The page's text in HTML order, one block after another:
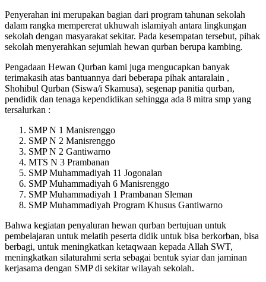
Penyerahan ini merupakan bagian dari program tahunan sekolah
dalam rangka mempererat ukhuwah islamiyah antara lingkungan
sekolah dengan masyarakat sekitar. Pada kesempatan tersebut, pihak
sekolah menyerahkan sejumlah hewan qurban berupa kambing.
Pengadaan Hewan Qurban kami juga mengucapkan banyak
terimakasih atas bantuannya dari beberapa pihak antaralain ,
Shohibul Qurban (Siswa/i Skamusa), segenap panitia qurban,
pendidik dan tenaga kependidikan sehingga ada 8 mitra smp yang
tersalurkan :
SMP N 1 Manisrenggo
SMP N 2 Manisrenggo
SMP N 2 Gantiwarno
MTS N 3 Prambanan
SMP Muhammadiyah 11 Jogonalan
SMP Muhammadiyah 6 Manisrenggo
SMP Muhammadiyah 1 Prambanan Sleman
SMP Muhammadiyah Program Khusus Gantiwarno
Bahwa kegiatan penyaluran hewan qurban bertujuan untuk
pembelajaran untuk melatih peserta didik untuk bisa berkorban, bisa
berbagi, untuk meningkatkan ketaqwaan kepada Allah SWT,
meningkatkan silaturahmi serta sebagai bentuk syiar dan jaminan
kerjasama dengan SMP di sekitar wilayah sekolah.